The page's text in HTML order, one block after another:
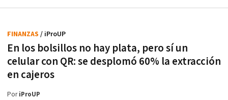
En los bolsillos no hay plata, pero sí un
celular con QR: se desplomó 60% la extracción
en cajeros
FINANZAS / iProUP
PoriProUP